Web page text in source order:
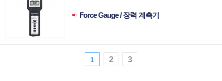
Force Gauge / 장력 계측기
1 2 3